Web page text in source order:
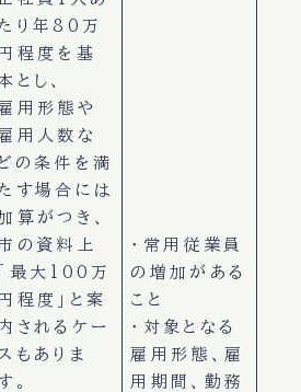
り年80万
円程度を基
とし、
用形態や
用人数な
の条件を満
す場合には
算がつき、
の資料上
「最大100万
円程度」と案
内されるケー
もありま
。
・常用従業員
の増加がある
こと
・対象となる
雇用形態、雇
用期間、勤務